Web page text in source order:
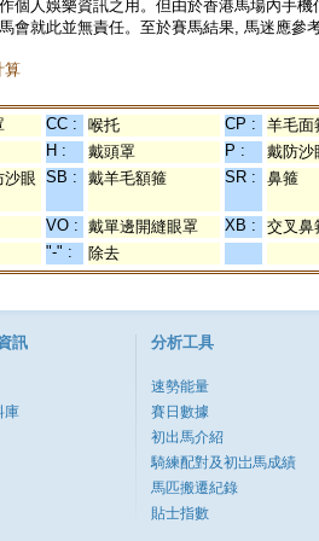
個人娛樂資訊之用。但由於香港馬場內手
會就此並無責任。至於賽馬結果, 馬迷應參
算
CC : 喉托 CP :
羊毛面
H : 戴頭罩 P :
戴防沙
沙眼 SB : 戴羊毛額箍 SR : 鼻箍
VO : 戴單邊開縫眼罩 XB :
交叉鼻
"-" : 除去
訊
庫
分析工具
速勢能量
賽日數據
初出馬介紹
騎練配對及初岀馬成績
馬匹搬遷紀錄
貼士指數